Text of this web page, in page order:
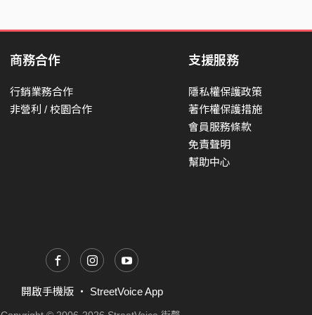
商務合作
行銷業務合作
非營利 / 校園合作
支援服務
隱私權保護政策
著作權保護措施
會員服務條款
免責聲明
幫助中心
開啟手機版 ・ StreetVoice App